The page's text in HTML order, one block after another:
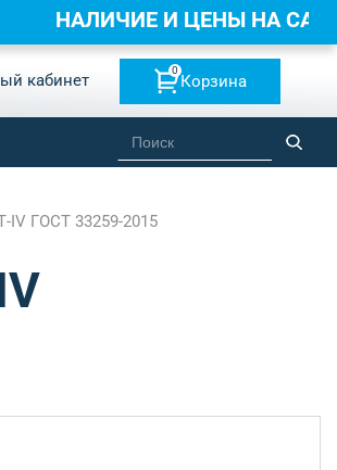
кабинет
0
Корзина
IV ГОСТ 33259-2015
НАЛИЧИЕ И ЦЕНЫ НА